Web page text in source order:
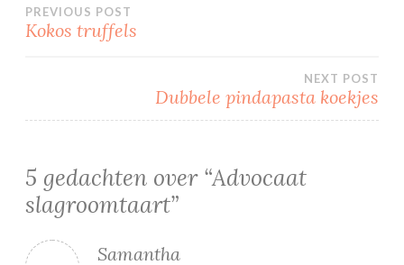
Bericht
PREVIOUS POST
Kokos truffels
NEXT POST
Dubbele pindapasta koekjes
5 gedachten over “Advocaat
slagroomtaart”
Samantha